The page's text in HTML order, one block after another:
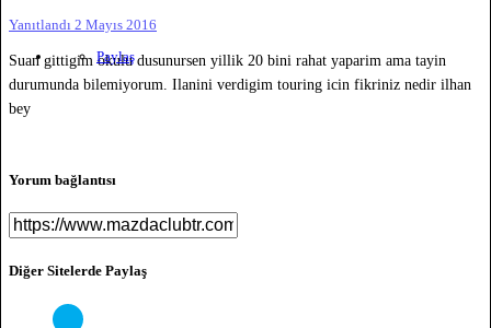
Yanıtlandı 2 Mayıs 2016
Paylaş
Suan gittigim okulu dusunursen yillik 20 bini rahat yaparim ama tayin
durumunda bilemiyorum. Ilanini verdigim touring icin fikriniz nedir ilhan
bey
Yorum bağlantısı
Diğer Sitelerde Paylaş